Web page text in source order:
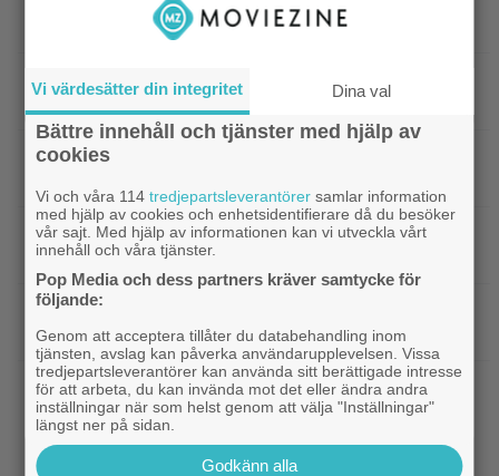
Robin Williams favorit: ”Min bästa film”
HBO Max |Två nya skådisar redo att skapa
drama i ”Heated Rivalry” säsong 2
Netflix|Netflix har stängt in en snubbe i en
Dokumentär|Hör Sveriges märkligaste skratt i
trailern till ”Bäst i världen”
Bioaktuellt
kan bli Nolans mest inkomstbringande film
Disney|Dwayne Johnson försvarar ”Vaiana”
efter sågningarna: ”Sånt händer”
Vi värdesätter din integritet Dina val
Bättre innehåll och tjänster med hjälp av
cookies
Vi och våra 114tredjepartsleverantörer samlar information
med hjälp av cookies och enhetsidentifierare då du besöker
vår sajt. Med hjälp av informationen kan vi utveckla vårt
innehåll och våra tjänster.
Pop Media och dess partners kräver samtycke för
följande:
Genom att acceptera tillåter du databehandling inom
tjänsten, avslag kan påverka användarupplevelsen. Vissa
tredjepartsleverantörer kan använda sitt berättigade intresse
för att arbeta, du kan invända mot det eller ändra andra
inställningar när som helst genom att välja "Inställningar"
längst ner på sidan.
Godkänn alla